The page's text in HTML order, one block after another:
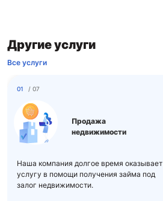
Другие услуги
Все услуги
01 / 07
Продажа
недвижимости
Наша компания долгое время оказывает
услугу в помощи получения займа под
залог недвижимости.